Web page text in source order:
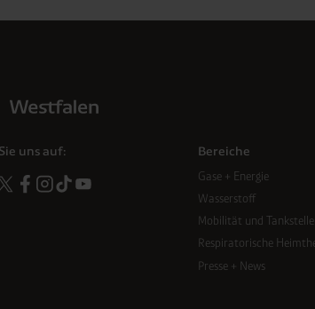
uns auf:
Bereiche
Gase + Energie
Wasserstoff
Mobilität und
Respiratorische
Presse + News